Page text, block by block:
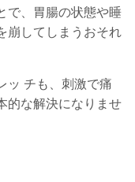
で、胃腸の状態や睡
崩してしまうおそれ
ッ チも、刺激で痛
的な解決になりませ